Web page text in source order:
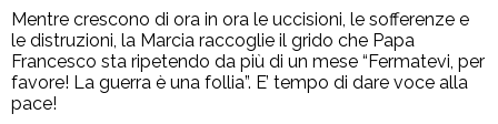
Mentre crescono di ora in ora le uccisioni, le sofferenze e
le distruzioni, la Marcia raccoglie il grido che Papa
Francesco sta ripetendo da più di un mese “Fermatevi, per
favore! La guerra è una follia”. E’ tempo di dare voce alla
pace!